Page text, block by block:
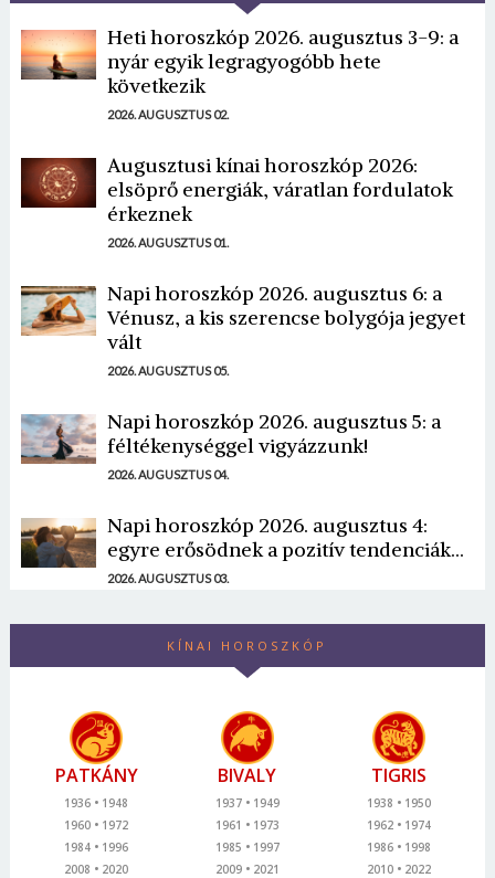
Heti horoszkóp 2026. augusztus 3-9: a
nyár egyik legragyogóbb hete
következik
2026. AUGUSZTUS 02.
Augusztusi kínai horoszkóp 2026:
elsöprő energiák, váratlan fordulatok
érkeznek
2026. AUGUSZTUS 01.
Napi horoszkóp 2026. augusztus 6: a
Vénusz, a kis szerencse bolygója jegyet
vált
2026. AUGUSZTUS 05.
Napi horoszkóp 2026. augusztus 5: a
féltékenységgel vigyázzunk!
2026. AUGUSZTUS 04.
Napi horoszkóp 2026. augusztus 4:
egyre erősödnek a pozitív tendenciák...
2026. AUGUSZTUS 03.
KÍNAI HOROSZKÓP
PATKÁNY
1936
1948
1960
1972
1984
1996
2008
2020
BIVALY
1937
1949
1961
1973
1985
1997
2009
2021
TIGRIS
1938
1950
1962
1974
1986
1998
2010
2022